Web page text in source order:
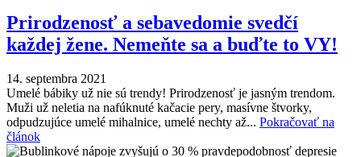
Prirodzenosť a sebavedomie svedčí
každej žene. Nemeňte sa a buďte to VY!
14. septembra 2021
Umelé bábiky už nie sú trendy! Prirodzenosť je jasným trendom.
Muži už neletia na nafúknuté kačacie pery, masívne štvorky,
odpudzujúce umelé mihalnice, umelé nechty až... Pokračovať na
článok